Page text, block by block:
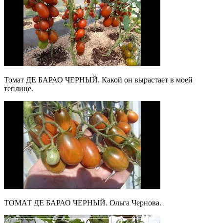
Томат ДЕ БАРАО ЧЕРНЫЙ. Какой он вырастает в моей
теплице.
ТОМАТ ДЕ БАРАО ЧЕРНЫЙ. Ольга Чернова.